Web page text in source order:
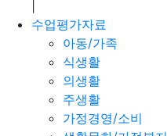
수업평가자료
아동/가족
식생활
의생활
주생활
가정경영/소비